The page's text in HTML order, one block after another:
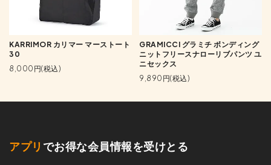
KARRIMOR カリマー マーストート
30
8,000円(税込)
GRAMICCI グラミチ ボンディング
ニットフリースナローリブパンツ ユ
ニセックス
9,890円(税込)
アプリ でお得な会員情報を受けとる